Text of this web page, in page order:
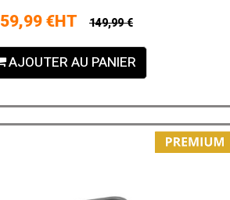
59,99 €HT 149,99 €
AJOUTER AU PANIER